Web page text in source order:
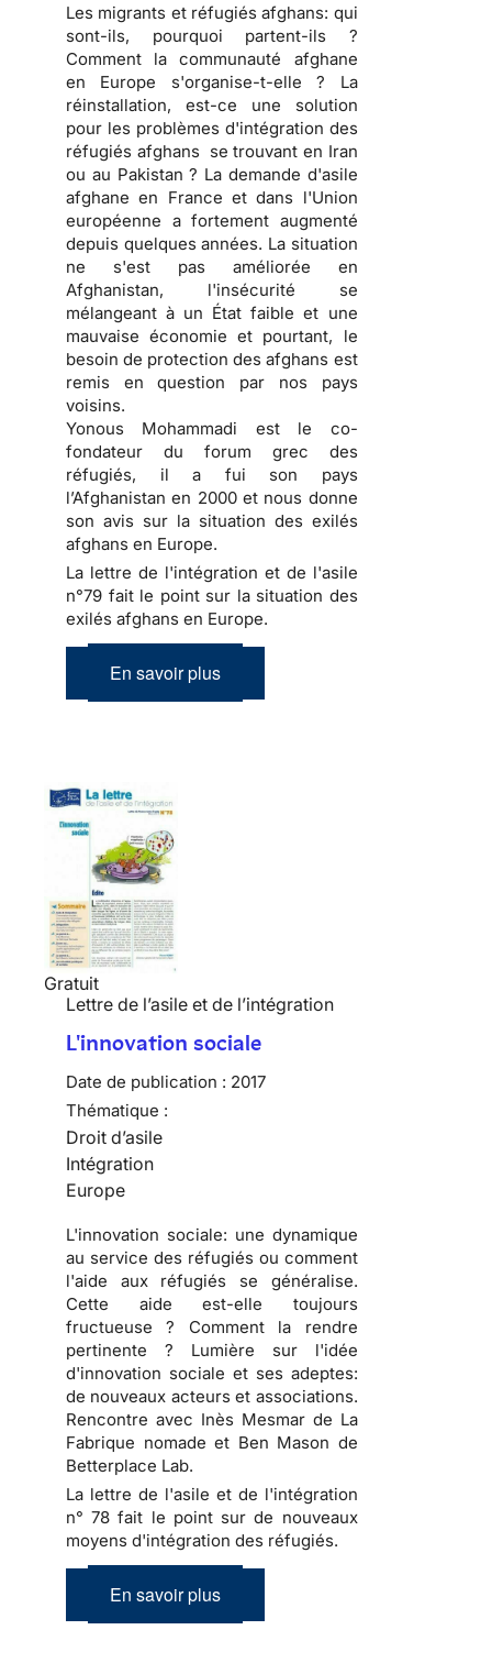
Les migrants et réfugiés afghans: qui
sont-ils, pourquoi partent-ils ?
Comment la communauté afghane
en Europe s'organise-t-elle ? La
réinstallation, est-ce une solution
pour les problèmes d'intégration des
réfugiés afghans se trouvant en Iran
ou au Pakistan ? La demande d'asile
afghane en France et dans l'Union
européenne a fortement augmenté
depuis quelques années. La situation
ne s'est pas améliorée en
Afghanistan, l'insécurité se
mélangeant à un État faible et une
mauvaise économie et pourtant, le
besoin de protection des afghans est
remis en question par nos pays
voisins.
Yonous Mohammadi est le co-
fondateur du forum grec des
réfugiés, il a fui son pays
l’Afghanistan en 2000 et nous donne
son avis sur la situation des exilés
afghans en Europe.
La lettre de l'intégration et de l'asile
n°79 fait le point sur la situation des
exilés afghans en Europe.
En savoir plus
Gratuit
Lettre de l’asile et de l’intégration
L'innovation sociale
Date de publication : 2017
Thématique :
Droit d’asile
Intégration
Europe
L'innovation sociale: une dynamique
au service des réfugiés ou comment
l'aide aux réfugiés se généralise.
Cette aide est-elle toujours
fructueuse ? Comment la rendre
pertinente ? Lumière sur l'idée
d'innovation sociale et ses adeptes:
de nouveaux acteurs et associations.
Rencontre avec Inès Mesmar de La
Fabrique nomade et Ben Mason de
Betterplace Lab.
La lettre de l'asile et de l'intégration
n° 78 fait le point sur de nouveaux
moyens d'intégration des réfugiés.
En savoir plus